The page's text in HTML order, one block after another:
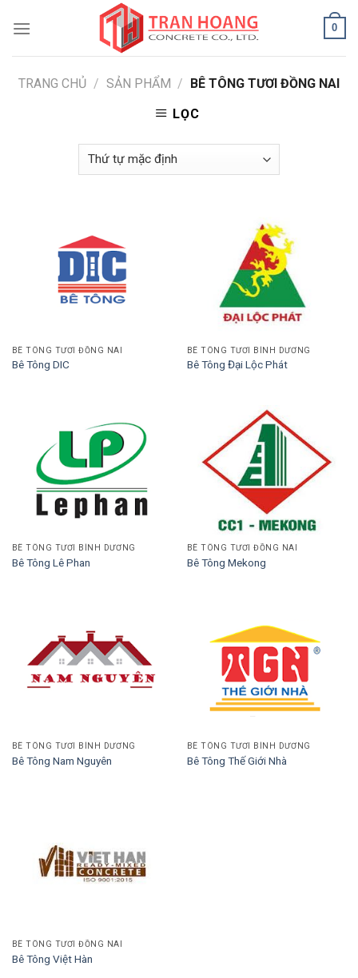
0
TRANG CHỦ / SẢN PHẨM / BÊ TÔNG TƯƠI ĐỒNG NAI
LỌC
BÊ TÔNG TƯƠI ĐỒNG NAI
Bê Tông DIC
BÊ TÔNG TƯƠI BÌNH DƯƠNG
Bê Tông Đại Lộc Phát
BÊ TÔNG TƯƠI BÌNH DƯƠNG
Bê Tông Lê Phan
BÊ TÔNG TƯƠI ĐỒNG NAI
Bê Tông Mekong
BÊ TÔNG TƯƠI BÌNH DƯƠNG
Bê Tông Nam Nguyên
BÊ TÔNG TƯƠI BÌNH DƯƠNG
Bê Tông Thế Giới Nhà
BÊ TÔNG TƯƠI ĐỒNG NAI
Bê Tông Việt Hàn